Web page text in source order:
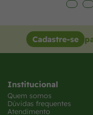
Cadastre-se
Institucional
Quem somos
Dúvidas frequentes
Atendimento